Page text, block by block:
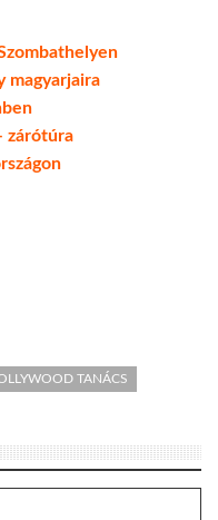
magyarjaira
zárótúra
TANÁCS